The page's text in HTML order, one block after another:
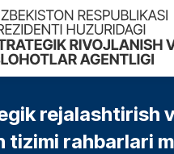
rejalashtirish
tizimi rahbarlari